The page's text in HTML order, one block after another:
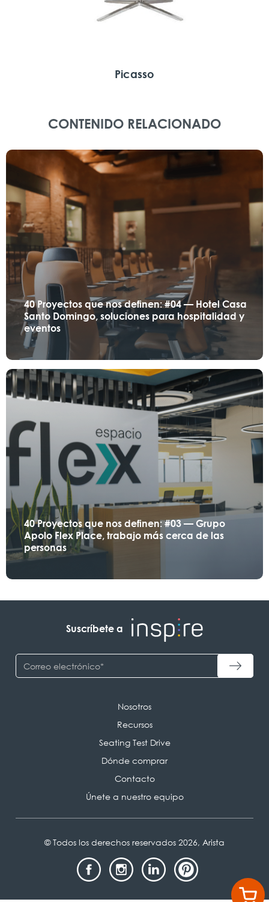
Picasso
CONTENIDO RELACIONADO
40 Proyectos que nos definen: #04 — Hotel Casa
Santo Domingo, soluciones para hospitalidad y
eventos
40 Proyectos que nos definen: #03 — Grupo
Apolo Flex Place, trabajo más cerca de las
personas
Suscríbete a
Nosotros
Recursos
Seating Test Drive
Dónde comprar
Contacto
Únete a nuestro equipo
© Todos los derechos reservados 2026, Arista